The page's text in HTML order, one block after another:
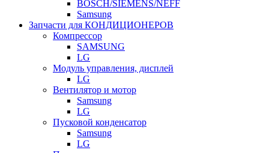
BOSCH/SIEMENS/NEFF
Samsung
Запчасти для КОНДИЦИОНЕРОВ
Компрессор
SAMSUNG
LG
Модуль управления, дисплей
LG
Вентилятор и мотор
Samsung
LG
Пусковой конденсатор
Samsung
LG